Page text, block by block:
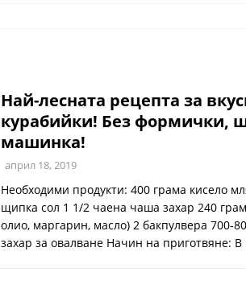
Най-лесната рецепта за
курабийки! Без формички,
машинка!
април 18, 2019
Необходими продукти: 400 грама кисело
щипка сол 1 1/2 чаена чаша захар 240
олио, маргарин, масло) 2 бакпулвера 700-
захар за овалване Начин на приготвяне: В